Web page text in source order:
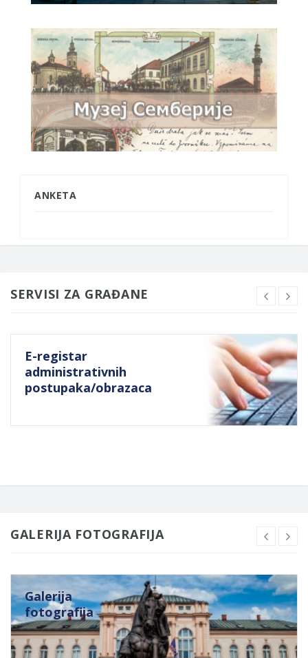
ANKETA
SERVISI ZA GRAĐANE
E-registar
administrativnih
postupaka/obrazaca
GALERIJA FOTOGRAFIJA
Galerija
fotografija